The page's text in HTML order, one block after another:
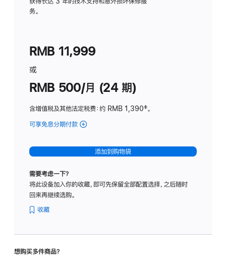
务。
RMB 11,999
或
RMB 500/月 (24 期)
含增值税及其他法定税费：约 RMB 1,390脚
‡。
可享免息分期付款 (Studio
-
标
璃
添加到购物袋
需要考虑一下？
将此设备加入你的收藏，即可先保留全部配置选择，之后随时
回来再继续选购。
收藏
想购买多件商品？